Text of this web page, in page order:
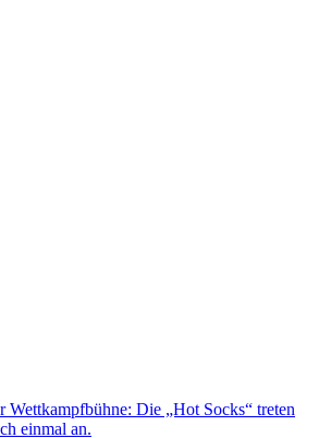
Wettkampfbühne: Die „Hot Socks“ treten
einmal an.